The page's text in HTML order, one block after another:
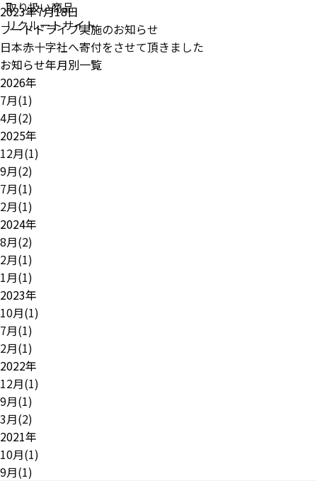
取り扱い商品
リクルートサイト
2023年7月18日
フードドライブ実施のお知らせ
日本赤十字社へ寄付をさせて頂きました
お知らせ年月別一覧
2026年
7月(1)
4月(2)
2025年
12月(1)
9月(2)
7月(1)
2月(1)
2024年
8月(2)
2月(1)
1月(1)
2023年
10月(1)
7月(1)
2月(1)
2022年
12月(1)
9月(1)
3月(2)
2021年
10月(1)
9月(1)